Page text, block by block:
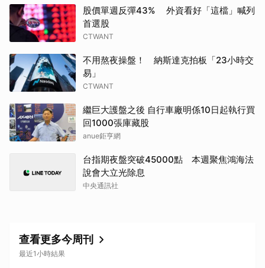
股價單週反彈43% 外資看好「這檔」喊列
首選股
CTWANT
不用熬夜操盤！ 納斯達克拍板「23小時交
易」
CTWANT
繼巨大護盤之後 自行車廠明係10日起執行買
回1000張庫藏股
anue鉅亨網
台指期夜盤突破45000點 本週聚焦鴻海法
說會大立光除息
中央通訊社
查看更多今周刊
最近1小時結果